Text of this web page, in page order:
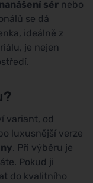
sér nebo
se dá
ideálně z
je nejen
variant, od
luxusnější verze
. Při výběru je
Pokud ji
do kvalitního